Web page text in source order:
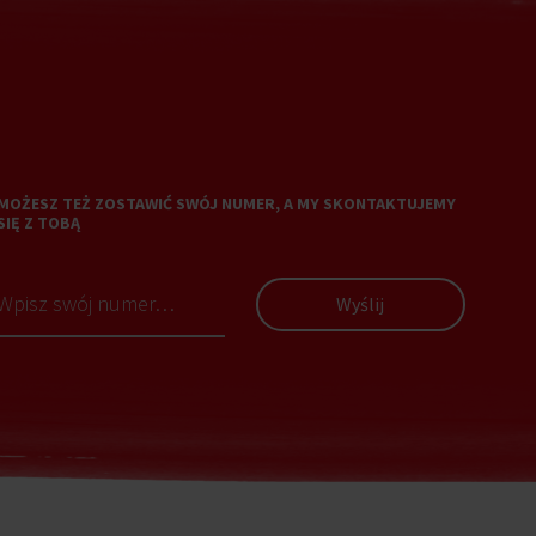
TEŻ ZOSTAWIĆ SWÓJ NUMER, A MY SKONTAKTUJEMY
Z TOBĄ
Wyślij